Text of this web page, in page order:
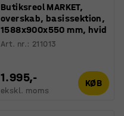
Butiksreol MARKET,
overskab, basissektion,
1588x900x550 mm, hvid
Art. nr.: 211013
1.995,-
ekskl. moms
KØB